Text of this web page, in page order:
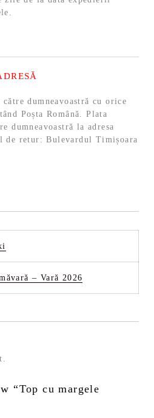
dumneavoastră cu orice
Poșta Română. Plata
dumneavoastră la adresa
de retur: Bulevardul Timișoara
– Vară 2026
“Top cu margele